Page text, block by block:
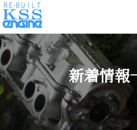
新着情報